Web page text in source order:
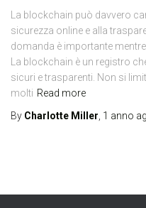
La blockchain può davvero
sicurezza online e alla
domanda è importante
La blockchain è un registro
sicuri e trasparenti. Non si
molti Read more
By Charlotte Miller 1 anno